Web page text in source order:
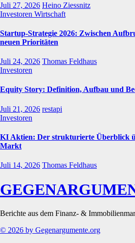
Juli 27, 2026 Heino Ziessnitz
Investoren Wirtschaft
Startup-Strategie 2026: Zwischen
neuen Prioritäten
Juli 24, 2026 Thomas Feldhaus
Investoren
Equity Story: Definition, Aufbau und
Juli 21, 2026 restapi
Investoren
KI Aktien: Der strukturierte Überblick
Markt
Juli 14, 2026 Thomas Feldhaus
Berichte aus dem Finanz- &
© 2026 by Gegenargumente.org